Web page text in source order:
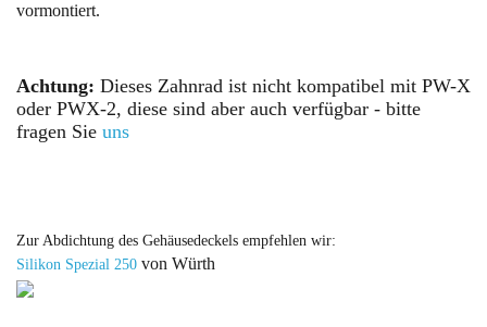
vormontiert.
Achtung: Dieses Zahnrad ist nicht kompatibel mit PW-X
oder PWX-2, diese sind aber auch verfügbar - bitte
fragen Sie uns
Zur Abdichtung des Gehäusedeckels empfehlen wir:
Silikon Spezial 250 von Würth